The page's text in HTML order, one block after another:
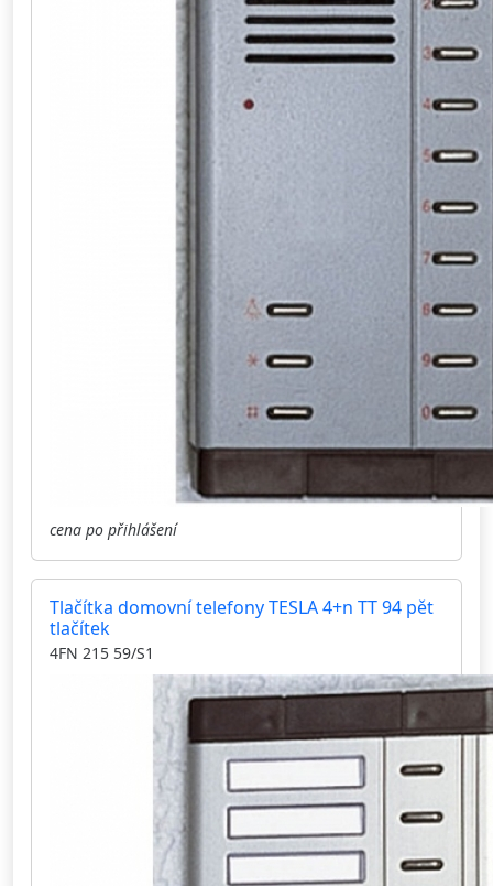
cena po přihlášení
Tlačítka domovní telefony TESLA 4+n TT 94 pět
tlačítek
4FN 215 59/S1